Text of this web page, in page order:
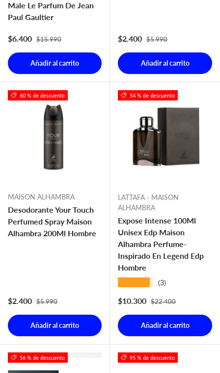
Male Le Parfum De Jean
Paul Gaultier
Precio de venta
$6.400 Precio normal
$15.990
Añadir al carrito
Precio de venta
$2.400 Precio normal
$5.990
Añadir al carrito
60 % de descuento
MAISON ALHAMBRA
Desodorante Your Touch
Perfumed Spray Maison
Alhambra 200Ml Hombre
Precio de venta
$2.400 Precio normal
$5.990
Añadir al carrito
54 % de descuento
LATTAFA - MAISON
ALHAMBRA
Expose Intense 100Ml
Unisex Edp Maison
Alhambra Perfume-
Inspirado En Legend Edp
Hombre
(3)
Precio de venta
$10.300 Precio normal
$22.400
Añadir al carrito
56 % de descuento 95 % de descuento